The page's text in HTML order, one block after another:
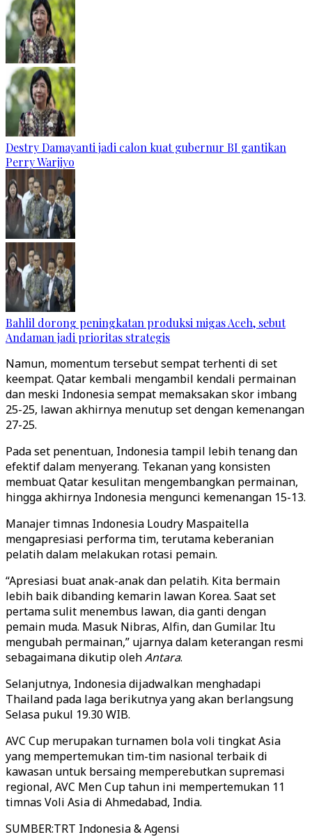
Destry Damayanti jadi calon kuat gubernur BI gantikan
Perry Warjiyo
Bahlil dorong peningkatan produksi migas Aceh, sebut
Andaman jadi prioritas strategis
Namun, momentum tersebut sempat terhenti di set
keempat. Qatar kembali mengambil kendali permainan
dan meski Indonesia sempat memaksakan skor imbang
25-25, lawan akhirnya menutup set dengan kemenangan
27-25.
Pada set penentuan, Indonesia tampil lebih tenang dan
efektif dalam menyerang. Tekanan yang konsisten
membuat Qatar kesulitan mengembangkan permainan,
hingga akhirnya Indonesia mengunci kemenangan 15-13.
Manajer timnas Indonesia Loudry Maspaitella
mengapresiasi performa tim, terutama keberanian
pelatih dalam melakukan rotasi pemain.
“Apresiasi buat anak-anak dan pelatih. Kita bermain
lebih baik dibanding kemarin lawan Korea. Saat set
pertama sulit menembus lawan, dia ganti dengan
pemain muda. Masuk Nibras, Alfin, dan Gumilar. Itu
mengubah permainan,” ujarnya dalam keterangan resmi
sebagaimana dikutip olehAntara.
Selanjutnya, Indonesia dijadwalkan menghadapi
Thailand pada laga berikutnya yang akan berlangsung
Selasa pukul 19.30 WIB.
AVC Cup merupakan turnamen bola voli tingkat Asia
yang mempertemukan tim-tim nasional terbaik di
kawasan untuk bersaing memperebutkan supremasi
regional, AVC Men Cup tahun ini mempertemukan 11
timnas Voli Asia di Ahmedabad, India.
SUMBER:TRT Indonesia & Agensi